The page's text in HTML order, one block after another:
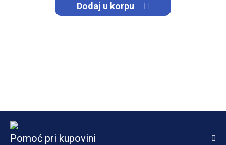
Dodaj u korpu
Pomoć pri kupovini